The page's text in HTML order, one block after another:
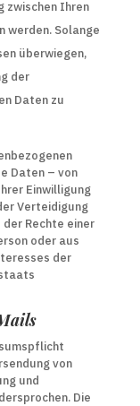
zwischen Ihren
werden. Solange
überwiegen,
der
Daten zu
Daten – von
Einwilligung
Verteidigung
Rechte einer
oder aus
der
von
und
Die